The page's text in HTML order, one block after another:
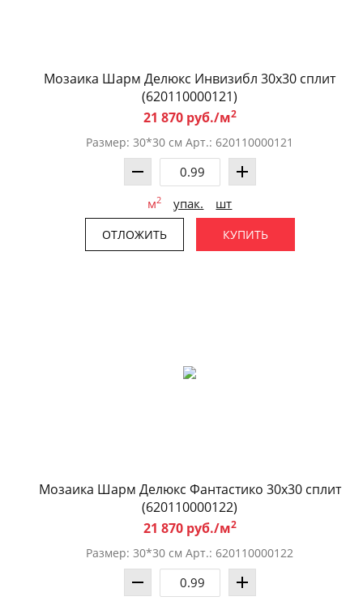
Мозаика Шарм Делюкс Инвизибл 30x30 сплит
(620110000121)
21 870 руб./м2
Размер: 30*30 см Арт.: 620110000121
м2 упак. шт
ОТЛОЖИТЬ КУПИТЬ
Мозаика Шарм Делюкс Фантастико 30x30 сплит
(620110000122)
21 870 руб./м2
Размер: 30*30 см Арт.: 620110000122